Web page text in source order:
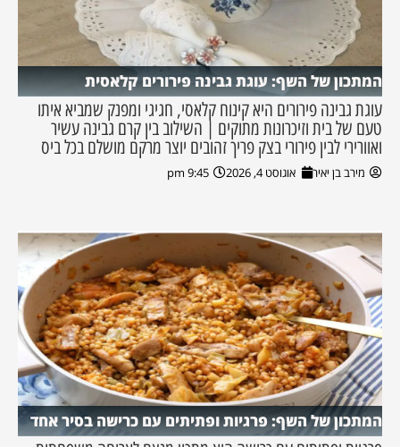
המתכון של השף: עוגת גבינה פירורים קלאסית
עוגת גבינה פירורים היא קינוח קלאסי, חגיגי ומפנק שמביא איתו
טעם של בית וזיכרונות מתוקים | השילוב בין קרם גבינה עשיר
ואוורירי לבין פירורי בצק פריך זהובים יוצר מרקם מושלם בכל ביס
מירב בן יאיר אוגוסט 4, 2026 9:45 pm
המתכון של השף: פרגיות ופתיתים עם כרישה בסיר אחד